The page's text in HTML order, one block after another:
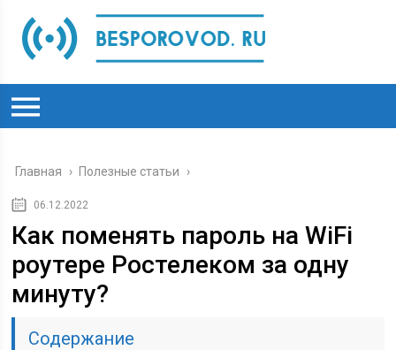
Главная › Полезные статьи ›
06.12.2022
Как поменять пароль на WiFi
роутере Ростелеком за одну
минуту?
Содержание